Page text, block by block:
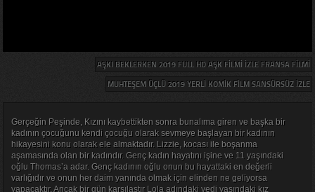
AŞKI BEKLERKEN 2019 FULL HD AŞK FILMI IZLE FRANSA FILMI
MUHTEŞEM ÜÇLÜ 2019 YERLI KOMIK FILM SANSÜRSÜZ IZLE
Gerçeğin Peşinde, Kızını kaybettikten sonra bunalıma giren ve başka bir
kadının çocuğunu kendi çocuğu olarak sevmeye başlayan bir kadının
hikayesini konu olarak ele almaktadır. Lizzie, kocası ile boşanma
aşamasında olan bir kadındır. Genç kadın hayatını işine ve 11 yaşındaki
oğlu Thomas’a adar. Genç kadının oğlu onun bu hayattaki en değerli
varlığıdır ve onun her daim yanında olmak için elinden ne geliyorsa
yapacaktır. Ancak bir gün karşılaştır Lola adındaki yedi yaşındaki kız